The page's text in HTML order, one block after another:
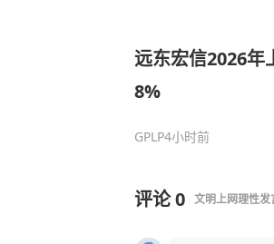
远东宏信2026年
8%
GPLP4小时前
评论0 文明上网理性发